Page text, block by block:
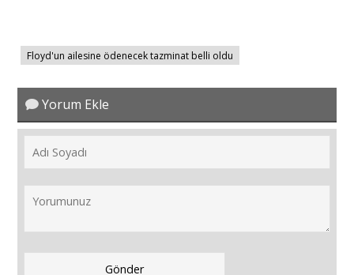
Floyd'un ailesine ödenecek tazminat belli oldu
Yorum Ekle